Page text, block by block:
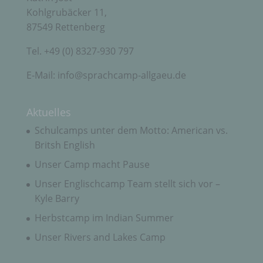
Kohlgrubäcker 11,
87549 Rettenberg
Tel. +49 (0) 8327-930 797
E-Mail: info@sprachcamp-allgaeu.de
Aktuelles
Schulcamps unter dem Motto: American vs.
Britsh English
Unser Camp macht Pause
Unser Englischcamp Team stellt sich vor –
Kyle Barry
Herbstcamp im Indian Summer
Unser Rivers and Lakes Camp
Verantwortlicher ist die natürliche oder juristische
Person, Behörde, Einrichtung oder andere Stelle,
die allein oder gemeinsam mit anderen über die
personenbezogenen Daten entscheidet. Sind die
Unionsrecht oder das Recht der Mitgliedstaaten
vorgegeben, so kann der Verantwortliche
dem Recht der Mitgliedstaaten vorgesehen
werden.
h) Auftragsverarbeiter
Auftragsverarbeiter ist eine natürliche oder
juristische Person, Behörde, Einrichtung oder
andere Stelle, die personenbezogene Daten im